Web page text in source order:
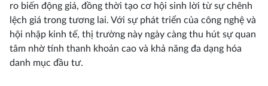
ro biến động giá, đồng thời tạo cơ hội sinh lời từ sự chênh
lệch giá trong tương lai. Với sự phát triển của công nghệ và
hội nhập kinh tế, thị trường này ngày càng thu hút sự quan
tâm nhờ tính thanh khoản cao và khả năng đa dạng hóa
danh mục đầu tư.